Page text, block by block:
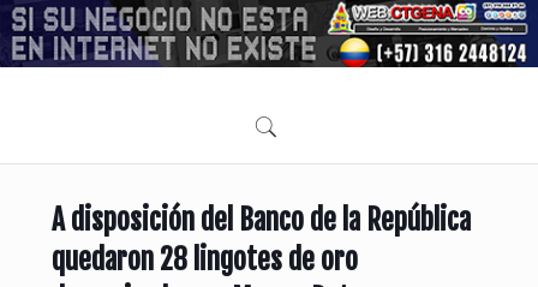
A disposición del Banco de la República
quedaron 28 lingotes de oro